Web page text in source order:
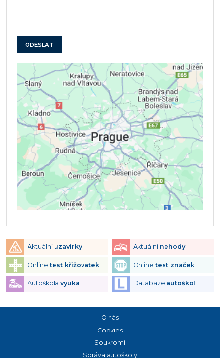
ODESLAT
Aktuální uzavírky Aktuální nehody
Onlinetest křižovatek Onlinetest značek
Autoškola výuka Databáze autoškol
O nás
Cookies
Soukromí
Správa autoškoly